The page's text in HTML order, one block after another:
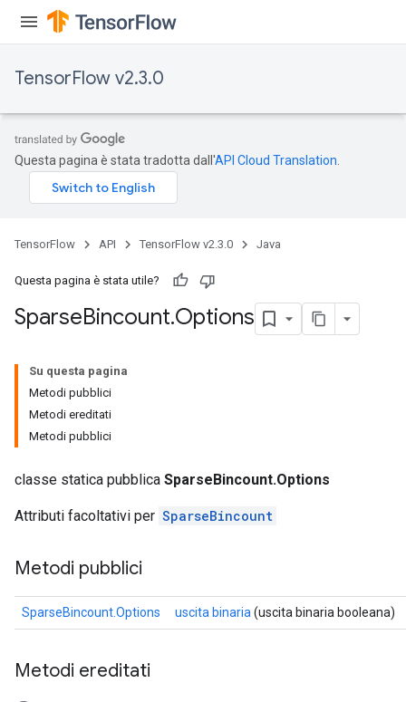
TensorFlow v2.3.0
Questa pagina è stata tradotta dall'API Cloud Translation
TensorFlow API TensorFlow v2.3.0 Java
Questa pagina è stata utile?
SparseBincount.Options
Su questa pagina
Metodi pubblici
Metodi ereditati
Metodi pubblici
classe statica pubblica SparseBincount.Options
Attributi facoltativi per SparseBincount
Metodi pubblici
SparseBincount.Options uscita binaria (uscita binaria booleana)
Metodi ereditati